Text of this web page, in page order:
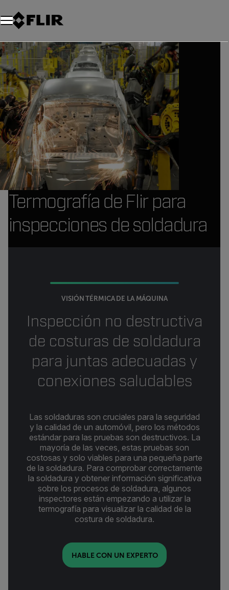
Termografía de Flir para
inspecciones de soldadura
VISIÓN TÉRMICA DE LA MÁQUINA
Inspección no destructiva
de costuras de soldadura
para juntas adecuadas y
conexiones saludables
Las soldaduras son cruciales para la seguridad
y la calidad de un automóvil, pero los métodos
estándar para las pruebas son destructivos. La
mayoría de las veces, estas pruebas son
costosas y solo viables para una pequeña parte
de la soldadura. Para comprobar correctamente
la soldadura y obtener información significativa
sobre los procesos de soldadura, algunos
inspectores están empezando a utilizar la
termografía para visualizar la calidad de la
costura de soldadura.
HABLE CON UN EXPERTO